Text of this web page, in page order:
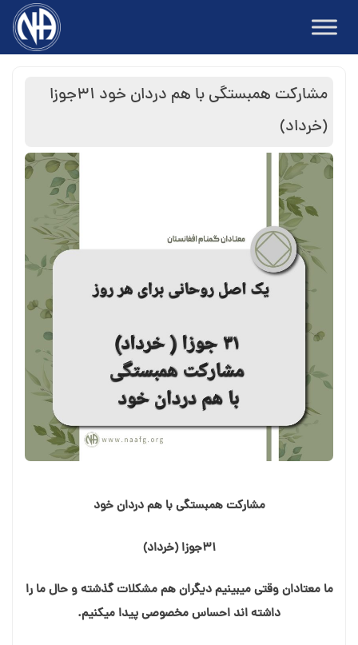
content
مشارکت همبستگی با هم دردان خود ۳۱جوزا
(خرداد)
مشارکت همبستگی با هم دردان خود
۳۱جوزا (خرداد)
ما معتادان وقتی میبینیم دیگران هم مشکلات گذشته و حال ما را
داشته اند احساس مخصوصی پیدا میکنیم.